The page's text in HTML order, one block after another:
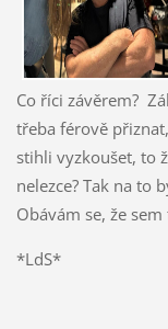
Co říci závěrem?
třeba férově
stihli vyzkoušet, to
nelezce? Tak na to
Obávám se, že
*LdS*